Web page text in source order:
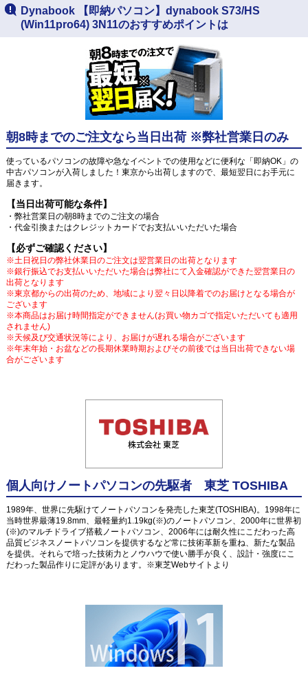
Dynabook 【即納パソコン】dynabook S73/HS
(Win11pro64) 3N11のおすすめポイントは
朝8時までのご注文なら当日出荷 ※弊社営業日のみ
使っているパソコンの故障や急なイベントでの使用などに便利な「即納OK」の
中古パソコンが入荷しました！東京から出荷しますので、最短翌日にお手元に
届きます。
【当日出荷可能な条件】
・弊社営業日の朝8時までのご注文の場合
・代金引換またはクレジットカードでお支払いいただいた場合
【必ずご確認ください】
※土日祝日の弊社休業日のご注文は翌営業日の出荷となります
※銀行振込でお支払いいただいた場合は弊社にて入金確認ができた翌営業日の
出荷となります
※東京都からの出荷のため、地域により翌々日以降着でのお届けとなる場合が
ございます
※本商品はお届け時間指定ができません(お買い物カゴで指定いただいても適用
されません)
※天候及び交通状況等により、お届けが遅れる場合がございます
※年末年始・お盆などの長期休業時期およびその前後では当日出荷できない場
合がございます
個人向けノートパソコンの先駆者 東芝 TOSHIBA
1989年、世界に先駆けてノートパソコンを発売した東芝(TOSHIBA)。1998年に
当時世界最薄19.8mm、最軽量約1.19kg(※)のノートパソコン、2000年に世界初
(※)のマルチドライブ搭載ノートパソコン、2006年には耐久性にこだわった高
品質ビジネスノートパソコンを提供するなど常に技術革新を重ね、新たな製品
を提供。それらで培った技術力とノウハウで使い勝手が良く、設計・強度にこ
だわった製品作りに定評があります。※東芝Webサイトより